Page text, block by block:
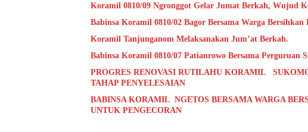
Koramil 0810/09 Ngronggot Gelar Jumat Berkah, Wujud
Babinsa Koramil 0810/02 Bagor Bersama Warga
Koramil Tanjunganom Melaksanakan Jum’at Berkah.
Babinsa Koramil 0810/07 Patianrowo Bersama Perguruan
PROGRES RENOVASI RUTILAHU KORAMIL
TAHAP PENYELESAIAN
BABINSA KORAMIL NGETOS BERSAMA WARGA
UNTUK PENGECORAN